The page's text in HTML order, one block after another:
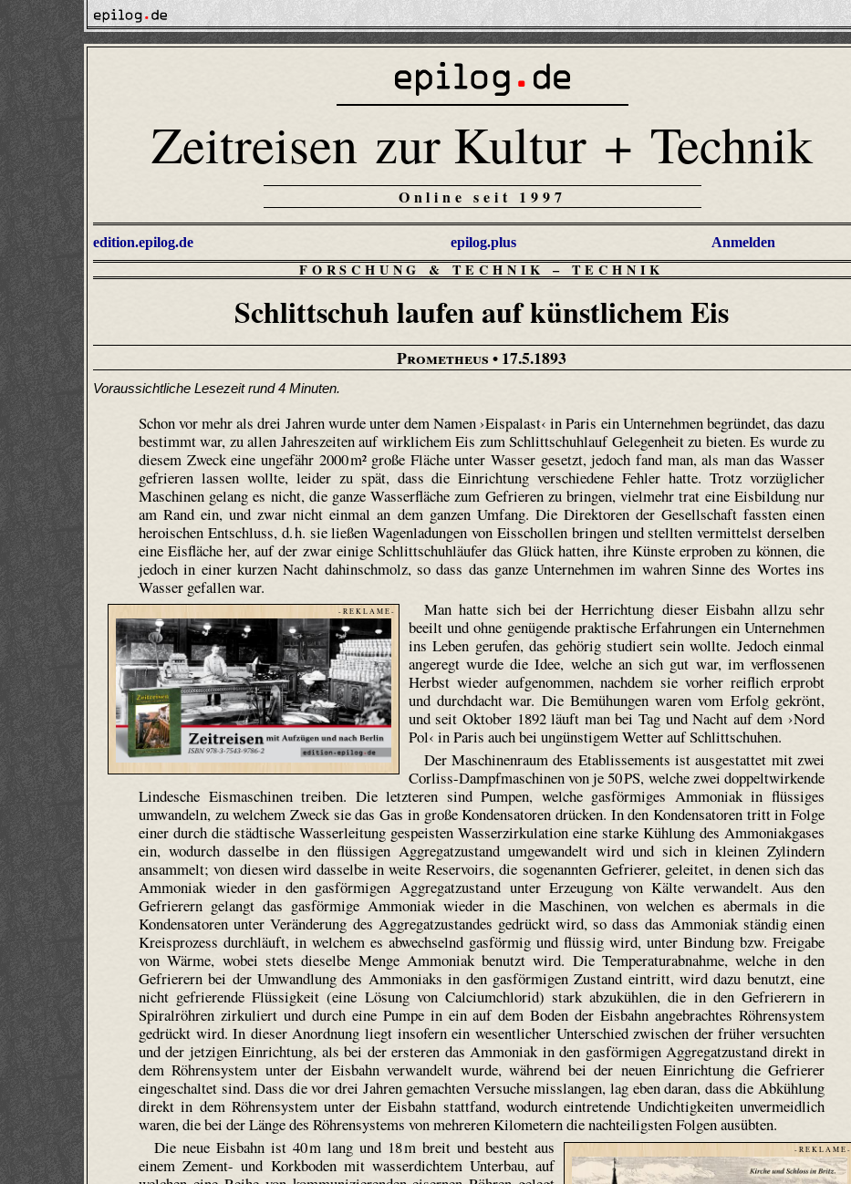
Zeitreisen zur Kultur + Technik
Online seit 1997
edition.epilog.de epilog.plus Anmelden
FORSCHUNG & TECHNIK–TECHNIK
Schlittschuh laufen auf künstlichem Eis
Prometheus• 17.5.1893
Voraussichtliche Lesezeit rund 4 Minuten.
Schon vor mehr als drei Jahren wurde unter dem Namen ›Eispalast‹ in Paris ein Unternehmen begründet, das dazu
bestimmt war, zu allen Jahreszeiten auf wirklichem Eis zum Schlitt­schuh­lauf Gelegenheit zu bieten. Es wurde zu
diesem Zweck eine ungefähr 2000 m² große Fläche unter Wasser gesetzt, jedoch fand man, als man das Wasser
gefrieren lassen wollte, leider zu spät, dass die Einrichtung verschiedene Fehler hatte. Trotz vorzüglicher
Maschinen gelang es nicht, die ganze Wasserfläche zum Gefrieren zu bringen, vielmehr trat eine Eisbildung nur
am Rand ein, und zwar nicht einmal an dem ganzen Umfang. Die Direktoren der Gesellschaft fassten einen
heroischen Entschluss, d. h. sie ließen Wagenladungen von Eisschollen bringen und stellten vermittelst derselben
eine Eisfläche her, auf der zwar einige Schlittschuhläufer das Glück hatten, ihre Künste erproben zu können, die
jedoch in einer kurzen Nacht dahinschmolz, so dass das ganze Unternehmen im wahren Sinne des Wortes ins
Wasser gefallen war.
- R E K L A M E -
Man hatte sich bei der Herrichtung dieser Eisbahn allzu sehr
beeilt und ohne genügende praktische Erfahrungen ein Unternehmen
ins Leben gerufen, das gehörig studiert sein wollte. Jedoch einmal
angeregt wurde die Idee, welche an sich gut war, im verflossenen
Herbst wieder aufgenommen, nachdem sie vorher reiflich erprobt
und durchdacht war. Die Bemühungen waren vom Erfolg gekrönt,
und seit Oktober 1892 läuft man bei Tag und Nacht auf dem ›Nord
Pol‹ in Paris auch bei ungünstigem Wetter auf Schlittschuhen.
Der Maschinenraum des Etablissements ist ausgestattet mit zwei
Corliss-Dampf­maschinen von je 50 PS, welche zwei doppeltwirkende
Lindesche Eismaschinen treiben. Die letzteren sind Pumpen, welche gasförmiges Ammoniak in flüssiges
umwandeln, zu welchem Zweck sie das Gas in große Kondensatoren drücken. In den Kondensatoren tritt in Folge
einer durch die städtische Wasserleitung gespeisten Wasserzirkulation eine starke Kühlung des Ammoniakgases
ein, wodurch dasselbe in den flüssigen Aggregatzustand umgewandelt wird und sich in kleinen Zylindern
ansammelt; von diesen wird dasselbe in weite Reservoirs, die sogenannten Gefrierer, geleitet, in denen sich das
Ammoniak wieder in den gasförmigen Aggregatzustand unter Erzeugung von Kälte verwandelt. Aus den
Gefrierern gelangt das gasförmige Ammoniak wieder in die Maschinen, von welchen es abermals in die
Kondensatoren unter Veränderung des Aggregatzustandes gedrückt wird, so dass das Ammoniak ständig einen
Kreisprozess durchläuft, in welchem es abwechselnd gasförmig und flüssig wird, unter Bindung bzw. Freigabe
von Wärme, wobei stets dieselbe Menge Ammoniak benutzt wird. Die Temperaturabnahme, welche in den
Gefrierern bei der Umwandlung des Ammoniaks in den gasförmigen Zustand eintritt, wird dazu benutzt, eine
nicht gefrierende Flüssigkeit (eine Lösung von Calciumchlorid) stark abzukühlen, die in den Gefrierern in
Spiralröhren zirkuliert und durch eine Pumpe in ein auf dem Boden der Eisbahn angebrachtes Röhrensystem
gedrückt wird. In dieser Anordnung liegt insofern ein wesentlicher Unterschied zwischen der früher versuchten
und der jetzigen Einrichtung, als bei der ersteren das Ammoniak in den gasförmigen Aggregatzustand direkt in
dem Röhrensystem unter der Eisbahn verwandelt wurde, während bei der neuen Einrichtung die Gefrierer
eingeschaltet sind. Dass die vor drei Jahren gemachten Versuche misslangen, lag eben daran, dass die Abkühlung
direkt in dem Röhrensystem unter der Eisbahn stattfand, wodurch eintretende Undichtigkeiten unvermeidlich
waren, die bei der Länge des Röhrensystems von mehreren Kilometern die nachteiligsten Folgen ausübten.
- R E K L A M E -
Die neue Eisbahn ist 40 m lang und 18 m breit und besteht aus
einem Zement- und Korkboden mit wasserdichtem Unterbau, auf